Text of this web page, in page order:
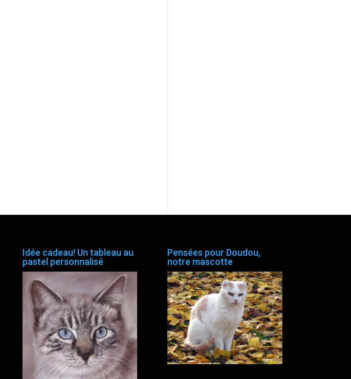
Idée cadeau! Un tableau au
pastel personnalisé
Pensées pour Doudou,
notre mascotte